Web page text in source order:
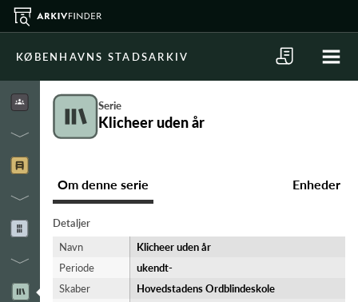
KØBENHAVNS STADSARKIV
Serie
Klicheer uden år
Om denne serie Enheder
Detaljer
Navn
Klicheer uden år
Periode
ukendt-​
Skaber
Hovedstadens Ordblindeskole